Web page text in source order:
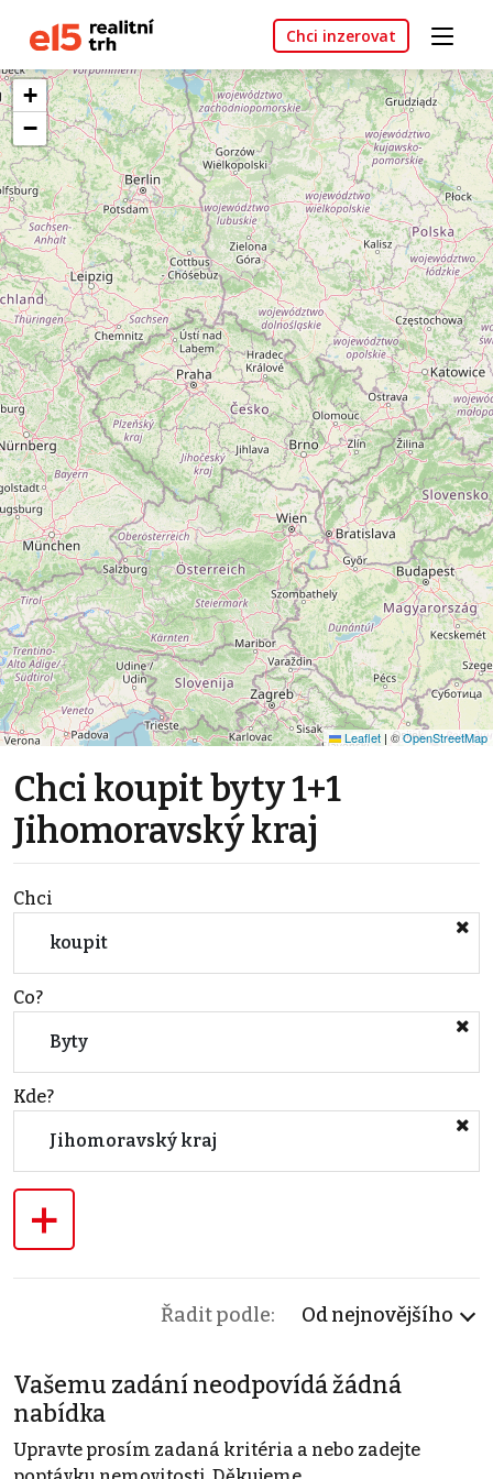
Chci inzerovat
+
−
Leaflet | ©OpenStreetMap
Chci koupit byty 1+1
Jihomoravský kraj
Chci
koupit
Co?
Byty
Kde?
Jihomoravský kraj
+
Řadit podle: Od nejnovějšího
Vašemu zadání neodpovídá žádná
nabídka
Upravte prosím zadaná kritéria a nebo zadejte